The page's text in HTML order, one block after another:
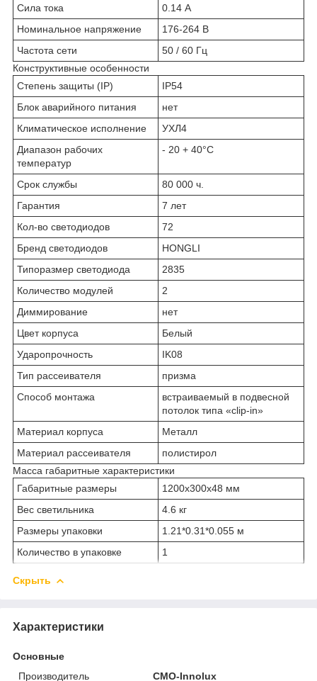
Сила тока
0.14 А
Номинальное напряжение
176-264 В
Частота сети
50 / 60 Гц
Конструктивные особенности
Степень защиты (IP)
IP54
Блок аварийного питания
нет
Климатическое исполнение
УХЛ4
Диапазон рабочих
температур
- 20 + 40°C
Срок службы
80 000 ч.
Гарантия
7 лет
Кол-во светодиодов
72
Бренд светодиодов
HONGLI
Типоразмер светодиода
2835
Количество модулей
2
Диммирование
нет
Цвет корпуса
Белый
Ударопрочность
IK08
Тип рассеивателя
призма
Способ монтажа
встраиваемый в подвесной
потолок типа «clip-in»
Материал корпуса
Металл
Материал рассеивателя
полистирол
Масса габаритные характеристики
Габаритные размеры
1200х300х48 мм
Вес светильника
4.6 кг
Размеры упаковки
1.21*0.31*0.055 м
Количество в упаковке
1
Скрыть
Характеристики
Основные
Производитель
CMO-Innolux